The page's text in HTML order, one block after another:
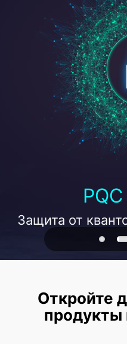
Защита от
Откройте
продукты